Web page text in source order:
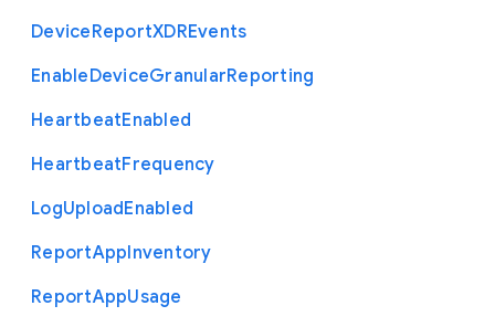
DeviceReportXDREvents
EnableDeviceGranularReporting
HeartbeatEnabled
HeartbeatFrequency
LogUploadEnabled
ReportAppInventory
ReportAppUsage